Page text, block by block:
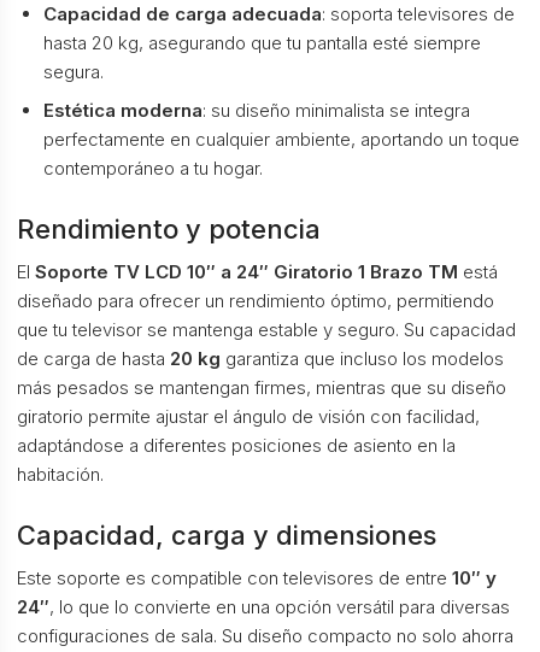
Capacidad de carga adecuada: soporta televisores de
hasta 20 kg, asegurando que tu pantalla esté siempre
segura.
Estética moderna: su diseño minimalista se integra
perfectamente en cualquier ambiente, aportando un toque
contemporáneo a tu hogar.
Rendimiento y potencia
El Soporte TV LCD 10″ a 24″ Giratorio 1 Brazo TM está
diseñado para ofrecer un rendimiento óptimo, permitiendo
que tu televisor se mantenga estable y seguro. Su capacidad
de carga de hasta 20 kg garantiza que incluso los modelos
más pesados se mantengan firmes, mientras que su diseño
giratorio permite ajustar el ángulo de visión con facilidad,
adaptándose a diferentes posiciones de asiento en la
habitación.
Capacidad, carga y dimensiones
Este soporte es compatible con televisores de entre 10″ y
24″, lo que lo convierte en una opción versátil para diversas
configuraciones de sala. Su diseño compacto no solo ahorra